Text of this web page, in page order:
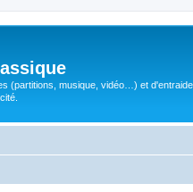
(partitions, musique, vidéo…) et